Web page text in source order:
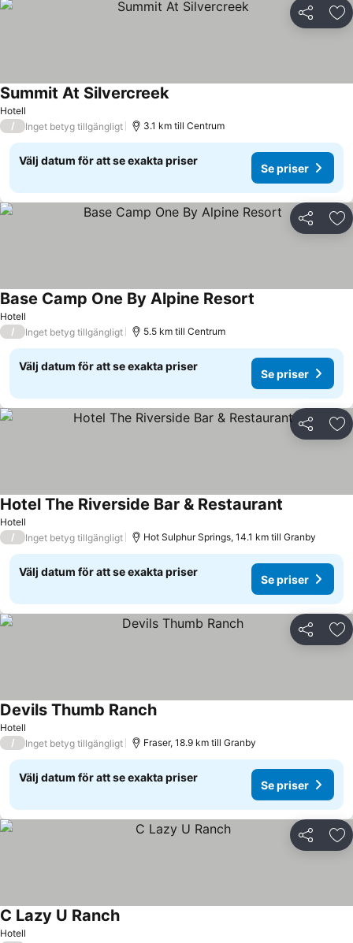
Dela
Hotell
Summit At Silvercreek
/ Inget betyg tillgängligt 3.1 km till Centrum
Välj datum för att se exakta priser
Se priser
Dela
Hotell
Base Camp One By Alpine Resort
/ Inget betyg tillgängligt 5.5 km till Centrum
Välj datum för att se exakta priser
Se priser
Dela
Hotell
Hotel The Riverside Bar & Restaurant
/ Inget betyg tillgängligt Hot Sulphur Springs, 14.1 km till Granby
Välj datum för att se exakta priser
Se priser
Dela
Hotell
Devils Thumb Ranch
/ Inget betyg tillgängligt Fraser, 18.9 km till Granby
Välj datum för att se exakta priser
Se priser
Dela
Hotell
C Lazy U Ranch